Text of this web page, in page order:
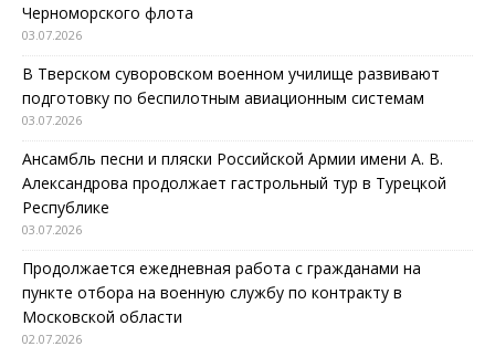
Черноморского флота
03.07.2026
В Тверском суворовском военном училище развивают
подготовку по беспилотным авиационным системам
03.07.2026
Ансамбль песни и пляски Российской Армии имени А. В.
Александрова продолжает гастрольный тур в Турецкой
Республике
03.07.2026
Продолжается ежедневная работа с гражданами на
пункте отбора на военную службу по контракту в
Московской области
02.07.2026